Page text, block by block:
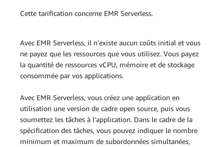
Cette tarification concerne EMR Serverless.
Avec EMR Serverless, il n'existe aucun coûts initial et vous
ne payez que les ressources que vous utilisez. Vous payez
la quantité de ressources vCPU, mémoire et de stockage
consommée par vos applications.
Avec EMR Serverless, vous créez une application en
utilisation une version de cadre open source, puis vous
soumettez les tâches à l'application. Dans le cadre de la
spécification des tâches, vous pouvez indiquer le nombre
minimum et maximum de subordonnées simultanées,